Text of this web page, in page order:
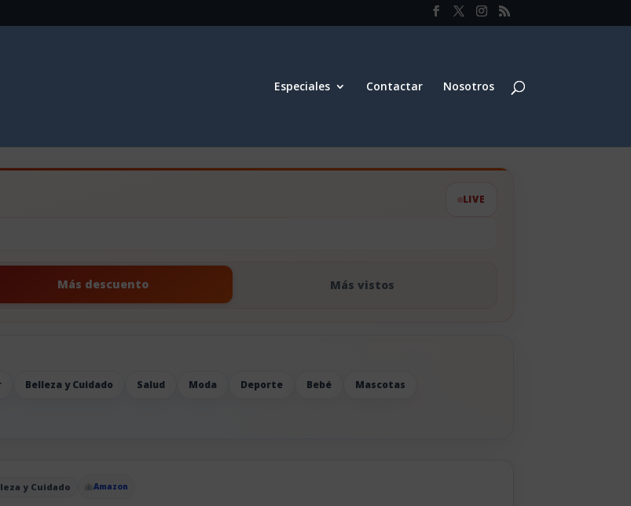
Especiales Contactar Nosotros
LIVE
Más descuento Más vistos
Belleza y Cuidado Salud Moda Deporte Bebé Mascotas
y Cuidado Amazon